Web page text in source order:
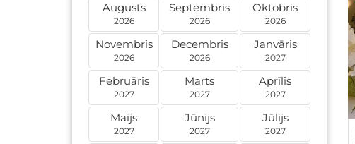
Augusts
2026
Septembris
2026
Oktobris
2026
Novembris
2026
Decembris
2026
Janvāris
2027
Februāris
2027
Marts
2027
Aprīlis
2027
Maijs
2027
Jūnijs
2027
Jūlijs
2027